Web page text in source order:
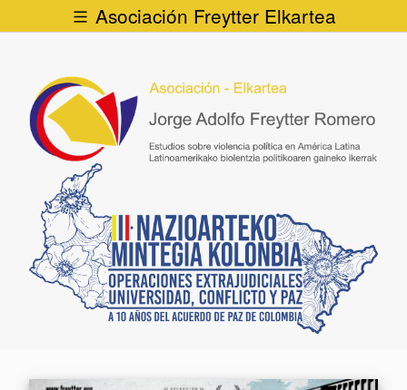
Asociación Freytter Elkartea